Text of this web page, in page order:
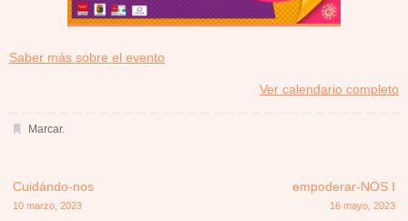
Saber más sobre el eventoabout
Ver calendario completo
Marcar.
Cuidándo-nos
10 marzo, 2023
empoderar-NOS I
16 mayo, 2023